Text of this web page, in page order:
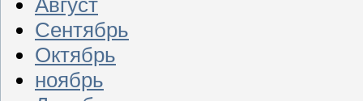
Сентябрь
Октябрь
ноябрь